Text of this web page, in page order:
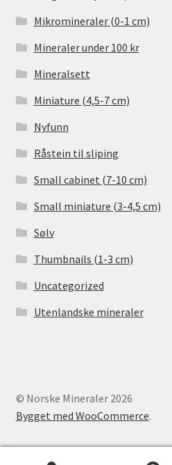
Mikromineraler (0-1 cm)
Mineraler under 100 kr
Mineralsett
Miniature (4,5-7 cm)
Nyfunn
Råstein til sliping
Small cabinet (7-10 cm)
Small miniature (3-4,5 cm)
Sølv
Thumbnails (1-3 cm)
Uncategorized
Utenlandske mineraler
© Norske Mineraler 2026
Bygget med WooCommerce.